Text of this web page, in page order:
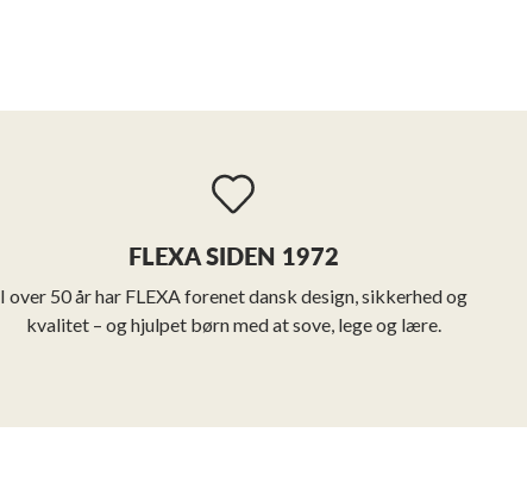
FLEXA SIDEN 1972
I over 50 år har FLEXA forenet dansk design, sikkerhed og
kvalitet – og hjulpet børn med at sove, lege og lære.